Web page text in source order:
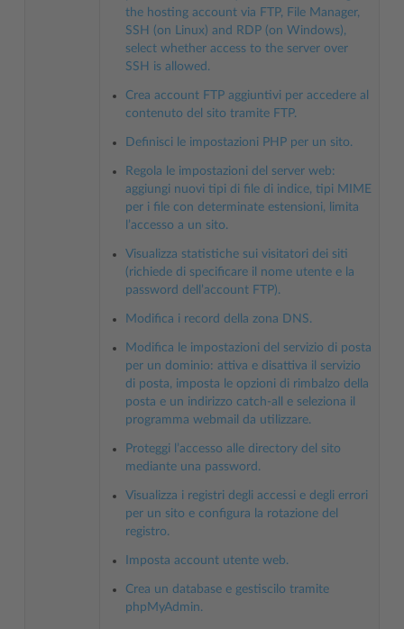
the hosting account via FTP, File Manager,
SSH (on Linux) and RDP (on Windows),
select whether access to the server over
SSH is allowed.
Crea account FTP aggiuntivi per accedere al
contenuto del sito tramite FTP.
Definisci le impostazioni PHP per un sito.
Regola le impostazioni del server web:
aggiungi nuovi tipi di file di indice, tipi MIME
per i file con determinate estensioni, limita
l’accesso a un sito.
Visualizza statistiche sui visitatori dei siti
(richiede di specificare il nome utente e la
password dell’account FTP).
Modifica i record della zona DNS.
Modifica le impostazioni del servizio di posta
per un dominio: attiva e disattiva il servizio
di posta, imposta le opzioni di rimbalzo della
posta e un indirizzo catch-all e seleziona il
programma webmail da utilizzare.
Proteggi l’accesso alle directory del sito
mediante una password.
Visualizza i registri degli accessi e degli errori
per un sito e configura la rotazione del
registro.
Imposta account utente web.
Crea un database e gestiscilo tramite
phpMyAdmin.